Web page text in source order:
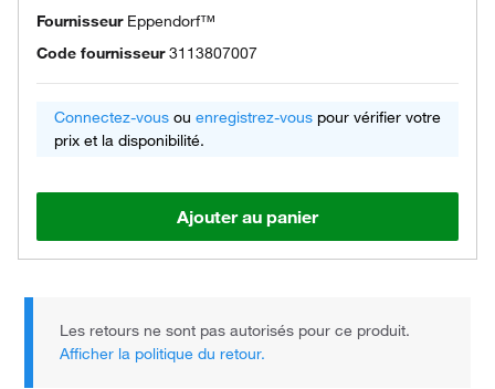
Fournisseur Eppendorf™
Code fournisseur 3113807007
Connectez-vous ou enregistrez-vous pour vérifier votre
prix et la disponibilité.
Ajouter au panier
Les retours ne sont pas autorisés pour ce produit.
Afficher la politique du retour.